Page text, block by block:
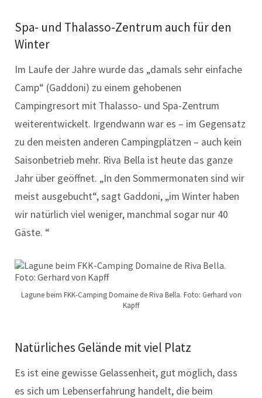
Spa- und Thalasso-Zentrum auch für den
Winter
Im Laufe der Jahre wurde das „damals sehr einfache
Camp“ (Gaddoni) zu einem gehobenen
Campingresort mit Thalasso- und Spa-Zentrum
weiterentwickelt. Irgendwann war es – im Gegensatz
zu den meisten anderen Campingplätzen – auch kein
Saisonbetrieb mehr. Riva Bella ist heute das ganze
Jahr über geöffnet. „In den Sommermonaten sind wir
meist ausgebucht“, sagt Gaddoni, „im Winter haben
wir natürlich viel weniger, manchmal sogar nur 40
Gäste. “
Lagune beim FKK-Camping Domaine de Riva Bella. Foto: Gerhard von
Kapff
Natürliches Gelände mit viel Platz
Es ist eine gewisse Gelassenheit, gut möglich, dass
es sich um Lebenserfahrung handelt, die beim